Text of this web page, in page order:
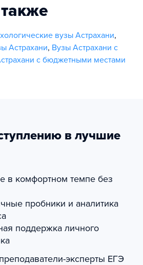
вузы Астрахани,
Астрахани, Вузы Астрахани с
с бюджетными местами
в лучшие
в комфортном темпе без
пробники и аналитика
поддержка личного
эксперты ЕГЭ